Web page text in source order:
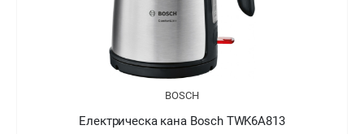
BOSCH
Електрическа кана Bosch TWK6A813